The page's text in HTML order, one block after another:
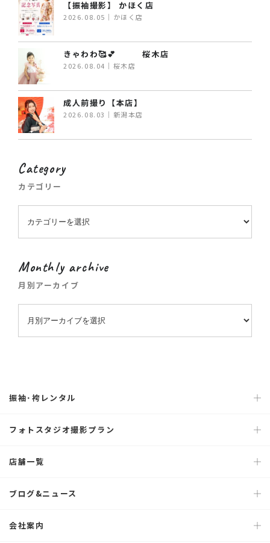
【振袖撮影】 かほく店
2026.08.05｜かほく店
きゃわわ🥰💕 桜木店
2026.08.04｜桜木店
成人前撮り【本店】
2026.08.03｜新潟本店
Category
カテゴリー
Monthly archive
月別アーカイブ
振袖･袴レンタル
フォトスタジオ撮影プラン
店舗一覧
ブログ&ニュース
会社案内